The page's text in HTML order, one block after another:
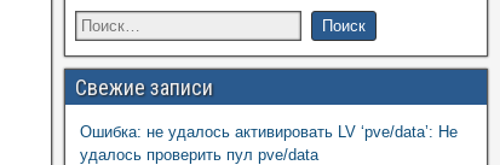
Свежие записи
Ошибка: не удалось активировать LV ‘pve/data’: Не
удалось проверить пул pve/data